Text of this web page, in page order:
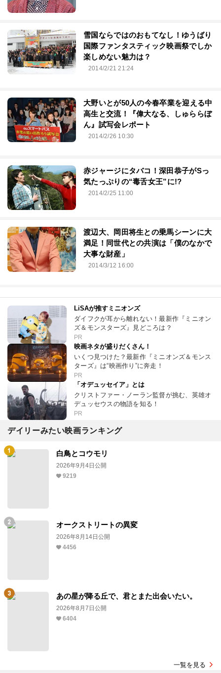
雪国ならではのおもてなし！ゆうばり
国際ファンタスティック映画祭でしか
楽しめない魅力は？
2014/2/21 21:24
大野いとが50人の今春卒業を迎える中
高生と交流！『偉大なる、しゅららぼ
ん』試写会レポート
2014/2/26 10:30
赤ジャージにタバコ！深田恭子がSっ
気たっぷりの“毒舌女王”に!?
2014/2/25 11:00
渡辺大、岡田将生との乗馬シーンに大
満足！同世代との共演は「僕のなかで
大事な財産」
2014/3/12 16:00
LiSAが推すミニオンズ
ダイフクが耳から離れない！最新作『ミニオン
ズ＆モンスターズ』見どころは？
PR
映画ネタが盛りだくさん！
いくつ見つけた？最新作『ミニオンズ＆モンス
ターズ』は“映画作り”に奔走！
PR
「オデュッセイア」とは
クリストファー・ノーラン監督が挑む、英雄オ
デュッセウスの物語を知る！
PR
デイリーみたい映画ランキング
白鳥とコウモリ
2026年9月4日公開
9219
オークストリートの異変
2026年8月14日公開
4456
あの星が降る丘で、君とまた出会いたい。
2026年8月7日公開
6404
一覧を見る